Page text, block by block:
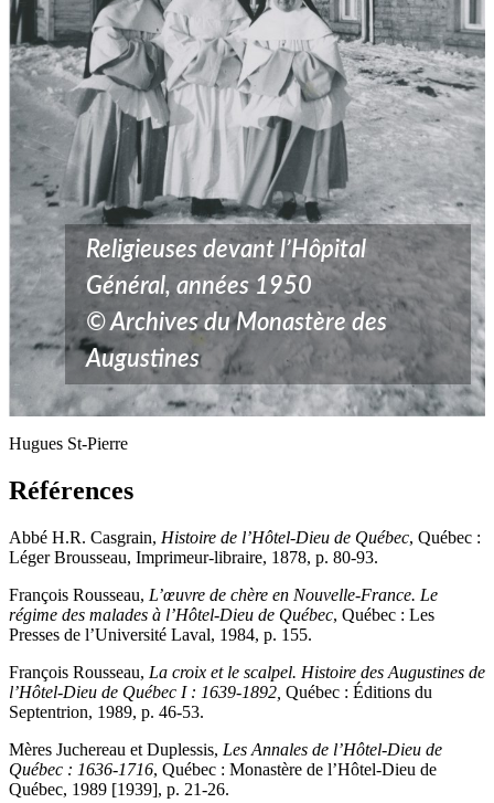
Religieuses devant l’Hôpital
Général, années 1950
© Archives du Monastère des
Augustines
Hugues St-Pierre
Références
Abbé H.R. Casgrain, Histoire de l’Hôtel-Dieu de Québec, Québec :
Léger Brousseau, Imprimeur-libraire, 1878, p. 80-93.
François Rousseau, L’œuvre de chère en Nouvelle-France. Le
régime des malades à l’Hôtel-Dieu de Québec, Québec : Les
Presses de l’Université Laval, 1984, p. 155.
François Rousseau, La croix et le scalpel. Histoire des Augustines de
l’Hôtel-Dieu de Québec I : 1639-1892, Québec : Éditions du
Septentrion, 1989, p. 46-53.
Mères Juchereau et Duplessis, Les Annales de l’Hôtel-Dieu de
Québec : 1636-1716, Québec : Monastère de l’Hôtel-Dieu de
Québec, 1989 [1939], p. 21-26.